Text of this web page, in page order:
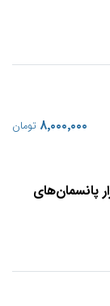
پانسمان‌های
‎۸٬۰۰۰٬۰۰۰ تومان